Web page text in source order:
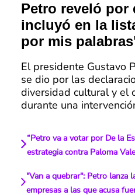
Petro reveló por
incluyó en la
por mis
El presidente Gustavo
se dio por las
diversidad cultural y el
durante una
“Petro va a votar por De la
estrategia contra Paloma
"Van a quebrar": Petro lanza
empresas a las que acusa